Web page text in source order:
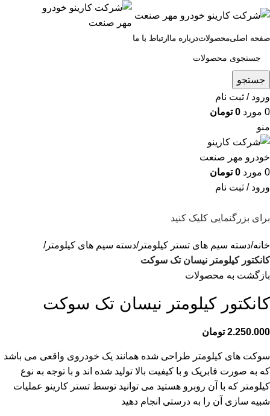
صفحه اصلیمحصولاتدرباره ما ارتباط با ما
جستجو
ورود / ثبت نام
0 مورد 0 تومان
منو
0 مورد 0 تومان
ورود / ثبت نام
برای بزرگنمایی کلیک کنید
خانه دسته سیم های تستر کیلومتر دسته سیم های کیلومتر
کانکتور کیلومتر نیسان تک سوکت
بازگشت به محصولات
کانکتور کیلومتر نیسان تک سوکت
2.250.000 تومان
سوکت های کیلومتر طراحی شده همانند یک خودروی واقعی می باشد
که به صورت فابریک و با کیفیت بالا تولید شده اند و با توجه به نوع
کیلومتر که با آن روبرو هستید می توانید توسط تستر کارینو عملیات
شبیه سازی آن را به درستی انجام دهید